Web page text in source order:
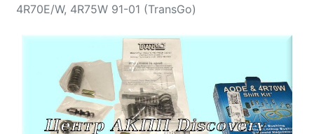
4R70E/W, 4R75W 91-01 (TransGo)